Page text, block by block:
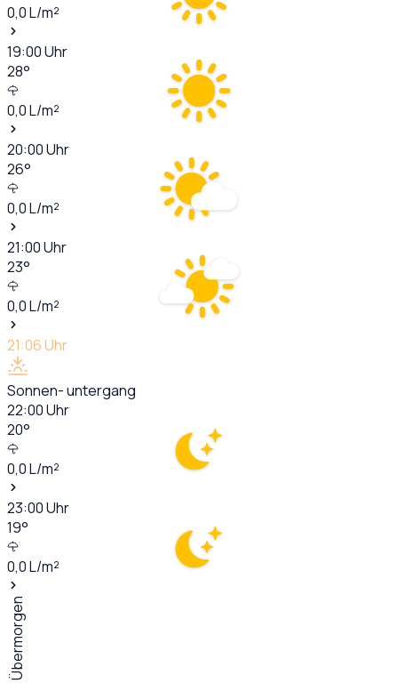
0,0L/m²
19:00Uhr
28°
0,0L/m²
20:00Uhr
26°
0,0L/m²
21:00Uhr
23°
0,0L/m²
21:06Uhr
Sonnen- untergang
22:00Uhr
20°
0,0L/m²
23:00Uhr
19°
0,0L/m²
Übermorgen